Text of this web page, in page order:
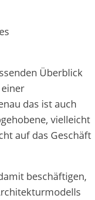
Überblick
das ist auch
vielleicht
auf das Geschäft
beschäftigen,